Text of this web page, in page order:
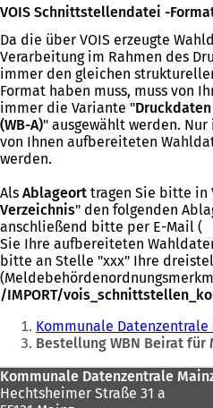
f
e
t
i
n
e
i
n
m
n
e
u
e
n
T
a
b
)
VOIS Schnittstellendatei -
Da die über VOIS erzeugte
Verarbeitung im Rahmen des
immer den gleichen
Format haben muss, muss von
immer die Variante "
(WB-A)" ausgewählt werden.
von Ihnen aufbereiteten
werden.
Als Ablageort tragen Sie bitte in
Verzeichnis" den folgenden
anschließend bitte per E-Mail (
Sie Ihre aufbereiteten
bitte an Stelle "xxx" Ihre
/IMPORT/
Sie
befinden
sich
hier:
Kommunale Datenzentrale
Bestellung WBN Beirat
Fußbereich
Kommunale Datenzentrale
Hechtsheimer Straße 31 a